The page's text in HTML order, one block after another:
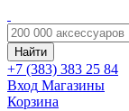
Найти
+7 (383) 383 25 84
Вход Магазины
Корзина